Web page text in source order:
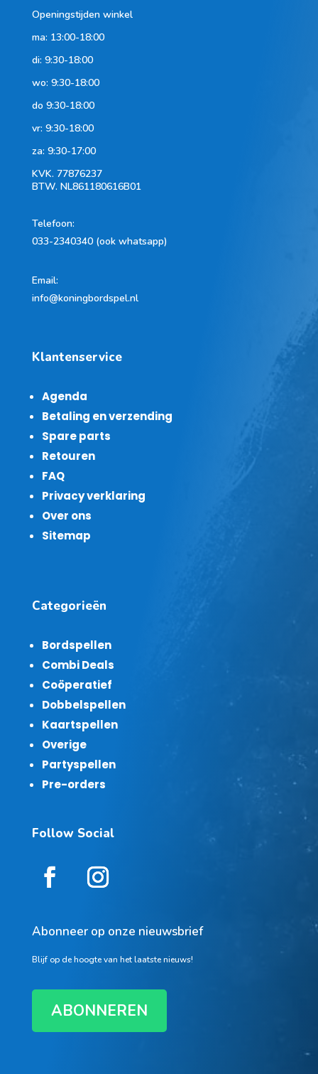
Openingstijden winkel
ma: 13:00-18:00
di: 9:30-18:00
wo: 9:30-18:00
do 9:30-18:00
vr: 9:30-18:00
za: 9:30-17:00
KVK. 77876237
BTW. NL861180616B01
Telefoon:
033-2340340 (ook whatsapp)
Email:
info@koningbordspel.nl
Klantenservice
Agenda
Betaling en verzending
Spare parts
Retouren
FAQ
Privacy verklaring
Over ons
Sitemap
Categorieën
Bordspellen
Combi Deals
Coöperatief
Dobbelspellen
Kaartspellen
Overige
Partyspellen
Pre-orders
Follow Social
Abonneer op onze nieuwsbrief
Blijf op de hoogte van het laatste nieuws!
ABONNEREN